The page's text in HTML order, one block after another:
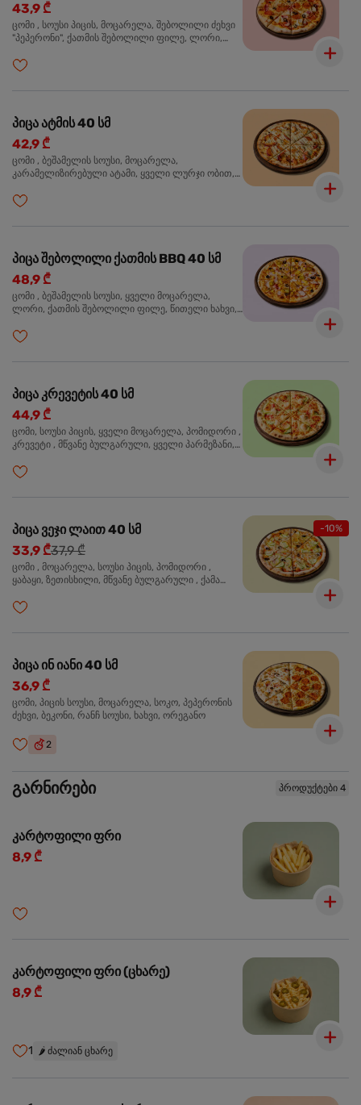
43,9 ₾
ცომი , სოუსი პიცის, მოცარელა, შებოლილი ძეხვი
"პეპერონი", ქათმის შებოლილი ფილე, ლორი,
პიცა ატმის 40 სმ
42,9 ₾
ცომი , ბეშამელის სოუსი, მოცარელა,
კარამელიზირებული ატამი, ყველი ლურჯი ობით,
პიცა შებოლილი ქათმის BBQ 40 სმ
48,9 ₾
ცომი , ბეშამელის სოუსი, ყველი მოცარელა,
ლორი, ქათმის შებოლილი ფილე, წითელი ხახვი,
ხალაპენიო, ორეგანო
პიცა კრევეტის 40 სმ
44,9 ₾
ცომი, სოუსი პიცის, ყველი მოცარელა, პომიდორი ,
კრევეტი , მწვანე ბულგარული, ყველი პარმეზანი,
-10%
პიცა ვეჯი ლაით 40 სმ
33,9 ₾37,9 ₾
ცომი , მოცარელა, სოუსი პიცის, პომიდორი ,
ყაბაყი, ზეთისხილი, მწვანე ბულგარული , ქამა
პიცა ინ იანი 40 სმ
36,9 ₾
ცომი, პიცის სოუსი, მოცარელა, სოკო, პეპერონის
ძეხვი, ბეკონი, რანჩ სოუსი, ხახვი, ორეგანო
2
გარნირები პროდუქტები 4
კარტოფილი ფრი
8,9 ₾
კარტოფილი ფრი (ცხარე)
8,9 ₾
1 🌶️ ძალიან ცხარე